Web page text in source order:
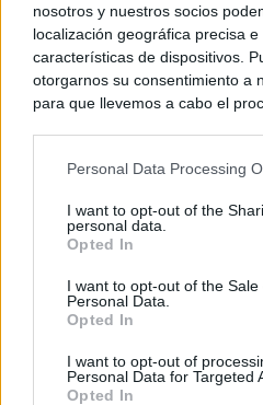
nosotros y nuestros socios
localización geográfica precisa
características de dispositivos.
otorgarnos su consentimiento a
para que llevemos a cabo el
negar su consentimiento. Tenga
de su consentimiento, pero
rechazar tal procesamiento.
cualquier momento entrando de
visitando nuestra política de
Personal Data Processing
I want to opt-out of the
personal data.
Opted In
I want to opt-out of the Sale
Personal Data.
Opted In
I want to opt-out of
Personal Data for Targeted
Opted In